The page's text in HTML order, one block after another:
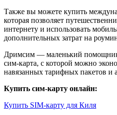
Также вы можете купить
которая позволяет
интернету и использовать
дополнительных затрат на
Дримсим — маленький помощник
сим-карта, с которой можно
навязанных тарифных пакетов и
Купить сим-карту онлайн:
Купить SIM-карту для Киля